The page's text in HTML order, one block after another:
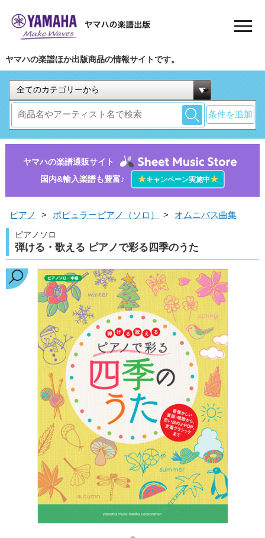
ヤマハの楽譜ほか出版商品の情報サイトです。
条件を追加
ヤマハの楽譜通販サイト
国内&輸入楽譜も豊富♪
★キャンペーン実施中★
ピアノ > ポピュラーピアノ（ソロ） > オムニバス曲集
ピアノソロ
弾ける・歌える ピアノで彩る四季のうた